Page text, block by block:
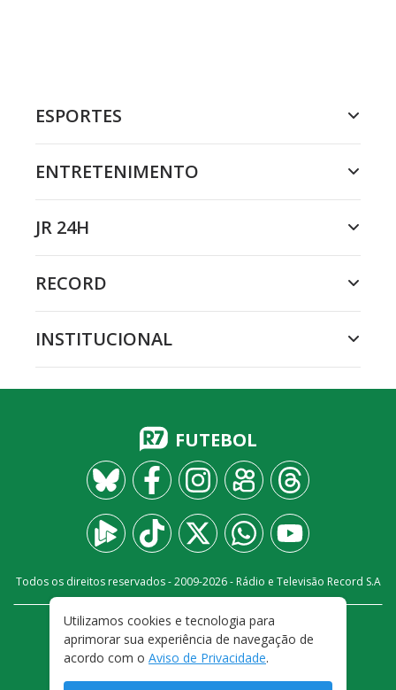
ESPORTES
ENTRETENIMENTO
JR 24H
RECORD
INSTITUCIONAL
FUTEBOL
Todos os direitos reservados - 2009-2026- Rádio e Televisão Record S.A
FALE CONOSCO
PRIVACIDADE
TERMOS E CONDIÇÕES DE USO
Utilizamos cookies e tecnologia para
aprimorar sua experiência de navegação de
acordo com o Aviso de Privacidade.